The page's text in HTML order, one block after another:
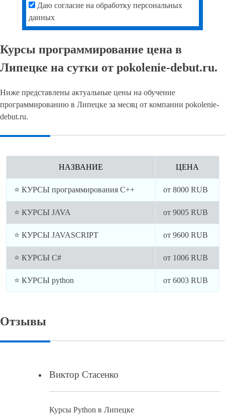
Даю согласие на обработку персональных
данных
Курсы программирование цена в
Липецке на сутки от pokolenie-debut.ru.
Ниже представлены актуальные цены на обучение
программированию в Липецке за месяц от компании pokolenie-
debut.ru.
НАЗВАНИЕ ЦЕНА
⭐ КУРСЫ программирования C++ от 8000 RUB
⭐ КУРСЫ JAVA от 9005 RUB
⭐ КУРСЫ JAVASCRIPT от 9600 RUB
⭐ КУРСЫ C# от 1006 RUB
⭐ КУРСЫ python от 6003 RUB
Отзывы
Виктор Стасенко
Курсы Python в Липецке